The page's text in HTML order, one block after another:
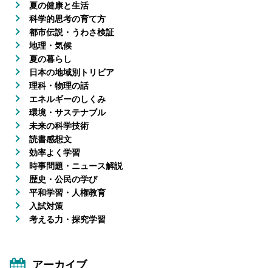
夏の健康と生活
科学的思考の育て方
都市伝説・うわさ検証
地理・気候
夏の暮らし
日本の地域別トリビア
理科・物理の話
エネルギーのしくみ
環境・サステナブル
未来の科学技術
読書感想文
効率よく学習
時事問題・ニュース解説
歴史・公民の学び
平和学習・人権教育
入試対策
考える力・探究学習
アーカイブ